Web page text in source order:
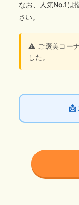
なお、人気No.1は
さい。
⚠️ ご褒美コー
した。
📩